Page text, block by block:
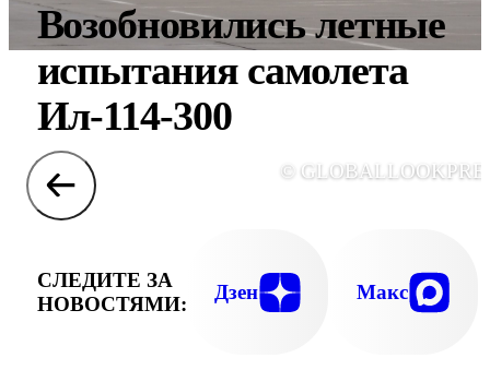
Возобновились летные
испытания самолета
Ил-114-300
©
СЛЕДИТЕ ЗА
НОВОСТЯМИ:
Дзен Макс